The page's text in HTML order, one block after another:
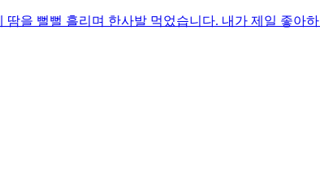
을 뻘뻘 흘리며 한사발 먹었습니다. 내가 제일 좋아